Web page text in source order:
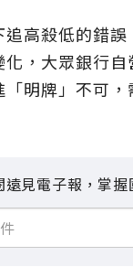
高殺低的錯
，大眾銀行
明牌」不可
遠見電子報，掌